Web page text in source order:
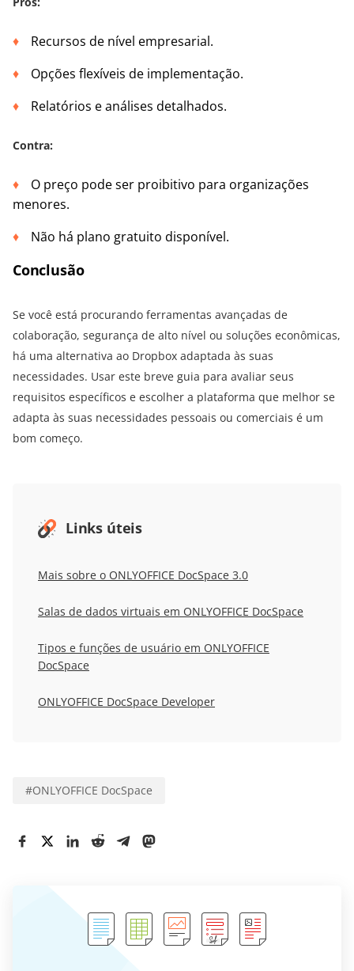
Recursos de nível empresarial.
Opções flexíveis de implementação.
Relatórios e análises detalhados.
Contra:
O preço pode ser proibitivo para organizações
menores.
Não há plano gratuito disponível.
Conclusão
Se você está procurando ferramentas avançadas de
colaboração, segurança de alto nível ou soluções econômicas,
há uma alternativa ao Dropbox adaptada às suas
necessidades. Usar este breve guia para avaliar seus
requisitos específicos e escolher a plataforma que melhor se
adapta às suas necessidades pessoais ou comerciais é um
bom começo.
Links úteis
Mais sobre o ONLYOFFICE DocSpace 3.0
Salas de dados virtuais em ONLYOFFICE DocSpace
Tipos e funções de usuário em ONLYOFFICE
DocSpace
ONLYOFFICE DocSpace Developer
#ONLYOFFICE DocSpace